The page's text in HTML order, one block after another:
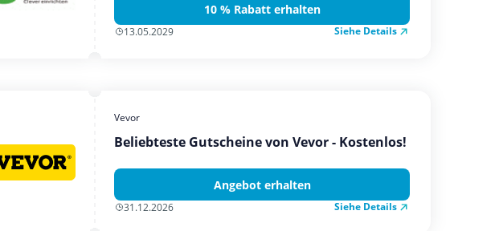
10 % Rabatt erhalten
13.05.2029 Siehe Details
Vevor
Beliebteste Gutscheine von Vevor - Kostenlos!
Angebot erhalten
31.12.2026 Siehe Details